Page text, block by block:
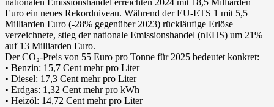
nationalen Emissionshandel erreichten 2024 mit 18,5 Milliarden
Euro ein neues Rekordniveau. Während der EU-ETS 1 mit 5,5
Milliarden Euro (-28% gegenüber 2023) rückläufige Erlöse
verzeichnete, stieg der nationale Emissionshandel (nEHS) um 21%
auf 13 Milliarden Euro.
Der CO₂-Preis von 55 Euro pro Tonne für 2025 bedeutet konkret:
• Benzin: 15,7 Cent mehr pro Liter
• Diesel: 17,3 Cent mehr pro Liter
• Erdgas: 1,32 Cent mehr pro kWh
• Heizöl: 14,72 Cent mehr pro Liter